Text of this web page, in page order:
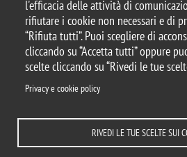
l'efficacia delle attività di
rifiutare i cookie non necessari e di
“Rifiuta tutti”. Puoi scegliere di
cliccando su “Accetta tutti” oppure
scelte cliccando su “Rivedi le tue
Privacy e cookie policy
RIVEDI LE TUE SCELTE SUI
Note legali Privacy Protezione dei Dati
Amministrazione trasparente Dichiarazione
Mappa del sito Rivedi le tue scelte sui
LAVORA CON NOI
RUBRICA ENG